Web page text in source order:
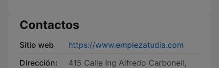
Contactos
Sitio web
https://www.empiezatudia.com
Dirección:
415 Calle Ing Alfredo Carbonell,